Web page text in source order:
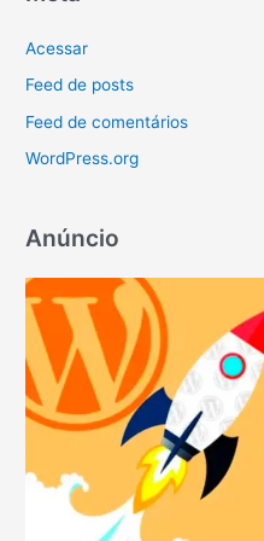
Acessar
Feed de posts
Feed de comentários
WordPress.org
Anúncio